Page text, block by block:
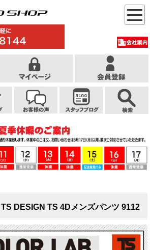
DESIGN TS 4Dメンズパンツ 9112